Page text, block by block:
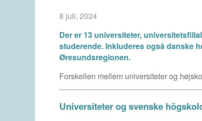
8 juli, 2024
Der er 13 universiteter,
studerende. Inkluderes også danske
Øresundsregionen.
Forskellen mellem universiteter og
Universiteter og svenske